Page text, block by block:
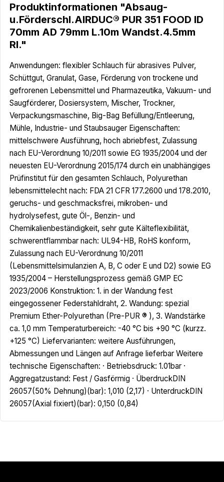
Produktinformationen "Absaug-
u.Förderschl.AIRDUC® PUR 351 FOOD ID
70mm AD 79mm L.10m Wandst.4.5mm
Rl."
Anwendungen: flexibler Schlauch für abrasives Pulver,
Schüttgut, Granulat, Gase, Förderung von trockene und
gefrorenen Lebensmittel und Pharmazeutika, Vakuum- und
Saugförderer, Dosiersystem, Mischer, Trockner,
Verpackungsmaschine, Big-Bag Befüllung/Entleerung,
Mühle, Industrie- und Staubsauger Eigenschaften:
mittelschwere Ausführung, hoch abriebfest, Zulassung
nach EU-Verordnung 10/2011 sowie EG 1935/2004 und der
neuesten EU-Verordnung 2015/174 durch ein unabhängiges
Prüfinstitut für den gesamten Schlauch, Polyurethan
lebensmittelecht nach: FDA 21 CFR 177.2600 und 178.2010,
geruchs- und geschmacksfrei, mikroben- und
hydrolysefest, gute Öl-, Benzin- und
Chemikalienbeständigkeit, sehr gute Kälteflexibilität,
schwerentflammbar nach: UL94-HB, RoHS konform,
Zulassung nach EU-Verordnung 10/2011
(Lebensmittelsimulanzien A, B, C oder E und D2) sowie EG
1935/2004 – Herstellungsprozess gemäß GMP EC
2023/2006 Konstruktion: 1. in der Wandung fest
eingegossener Federstahldraht, 2. Wandung: spezial
Premium Ether-Polyurethan (Pre-PUR ® ), 3. Wandstärke
ca. 1,0 mm Temperaturbereich: -40 °C bis +90 °C (kurzz.
+125 °C) Liefervarianten: weitere Ausführungen,
Abmessungen und Längen auf Anfrage lieferbar Weitere
technische Eigenschaften: · Betriebsdruck: 1.01bar ·
Aggregatzustand: Fest / Gasförmig · ÜberdruckDIN
26057(50% Dehnung)(bar): 1,010 (2,17) · UnterdruckDIN
26057(Axial fixiert)(bar): 0,150 (0,84)